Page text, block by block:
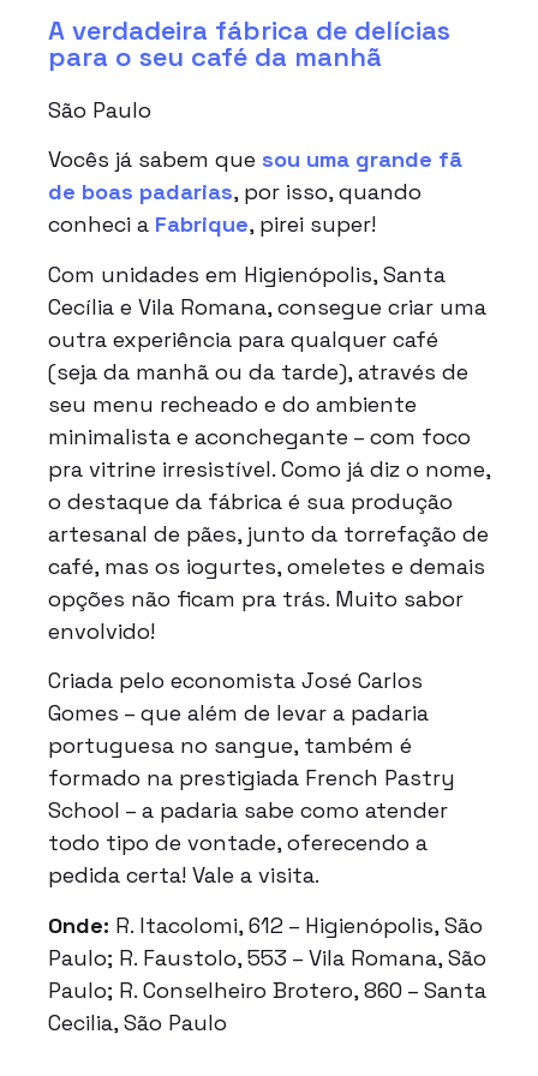
A verdadeira fábrica de delícias
para o seu café da manhã
São Paulo
Vocês já sabem que sou uma grande fã
de boas padarias, por isso, quando
conheci a Fabrique, pirei super!
Com unidades em Higienópolis, Santa
Cecília e Vila Romana, consegue criar uma
outra experiência para qualquer café
(seja da manhã ou da tarde), através de
seu menu recheado e do ambiente
minimalista e aconchegante – com foco
pra vitrine irresistível. Como já diz o nome,
o destaque da fábrica é sua produção
artesanal de pães, junto da torrefação de
café, mas os iogurtes, omeletes e demais
opções não ficam pra trás. Muito sabor
envolvido!
Criada pelo economista José Carlos
Gomes – que além de levar a padaria
portuguesa no sangue, também é
formado na prestigiada French Pastry
School – a padaria sabe como atender
todo tipo de vontade, oferecendo a
pedida certa! Vale a visita.
Onde: R. Itacolomi, 612 – Higienópolis, São
Paulo; R. Faustolo, 553 – Vila Romana, São
Paulo; R. Conselheiro Brotero, 860 – Santa
Cecilia, São Paulo